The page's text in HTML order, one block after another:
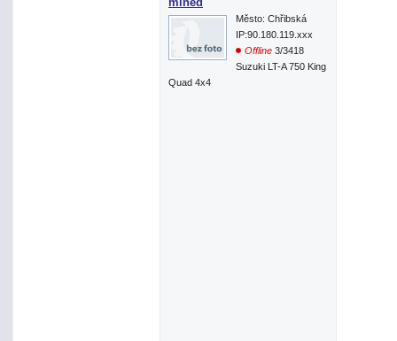
Město: Chřibská
IP:90.180.119.xxx
Offline 3/3418
Suzuki LT-A 750 King
Quad 4x4